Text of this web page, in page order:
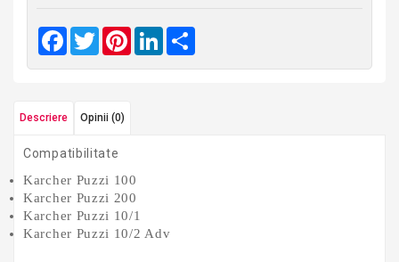
Facebook
TwitterPinterestLinkedIn
Descriere Opinii (0)
Compatibilitate
Karcher Puzzi 100
Karcher Puzzi 200
Karcher Puzzi 10/1
Karcher Puzzi 10/2 Adv